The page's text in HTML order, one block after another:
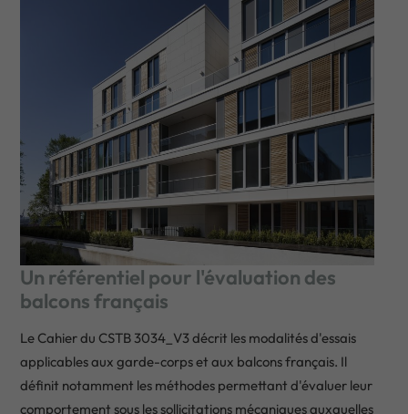
Un référentiel pour l'évaluation des
balcons français
Le Cahier du CSTB 3034_V3 décrit les modalités d'essais
applicables aux garde-corps et aux balcons français. Il
définit notamment les méthodes permettant d'évaluer leur
comportement sous les sollicitations mécaniques auxquelles